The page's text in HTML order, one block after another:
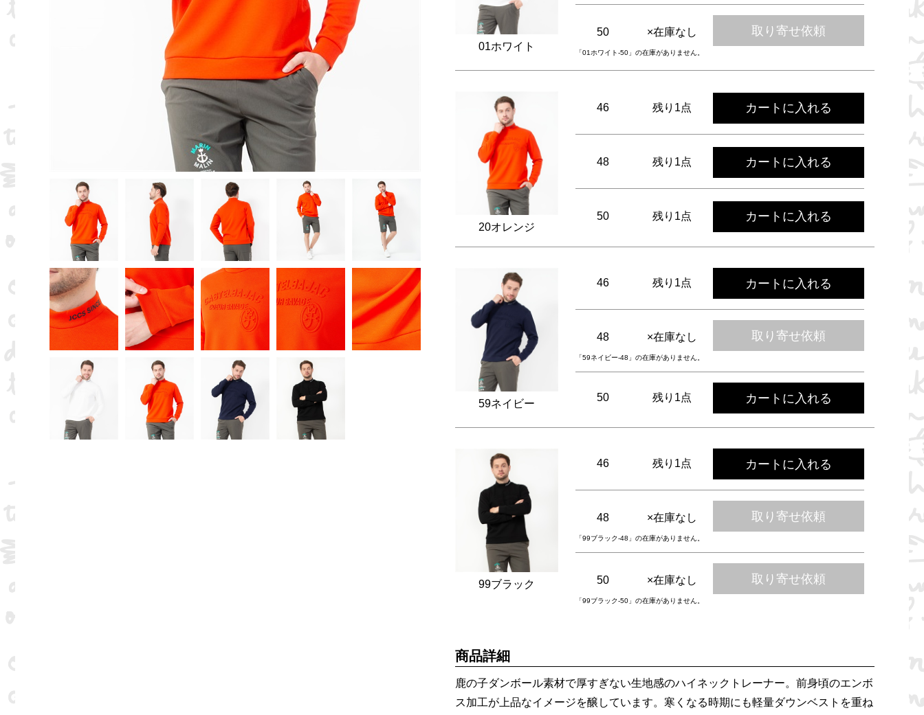
01ホワイト
50 ×在庫なし 取り寄せ依頼
「01ホワイト-50」の在庫がありません。
20オレンジ
46 残り1点 カートに入れる
48 残り1点 カートに入れる
50 残り1点 カートに入れる
59ネイビー
46 残り1点 カートに入れる
48 ×在庫なし 取り寄せ依頼
「59ネイビー-48」の在庫がありません。
50 残り1点 カートに入れる
99ブラック
46 残り1点 カートに入れる
48 ×在庫なし 取り寄せ依頼
「99ブラック-48」の在庫がありません。
50 ×在庫なし 取り寄せ依頼
「99ブラック-50」の在庫がありません。
商品詳細
鹿の子ダンボール素材で厚すぎない生地感のハイネックトレーナー。前身頃のエンボ
ス加工が上品なイメージを醸しています。寒くなる時期にも軽量ダウンベストを重ね